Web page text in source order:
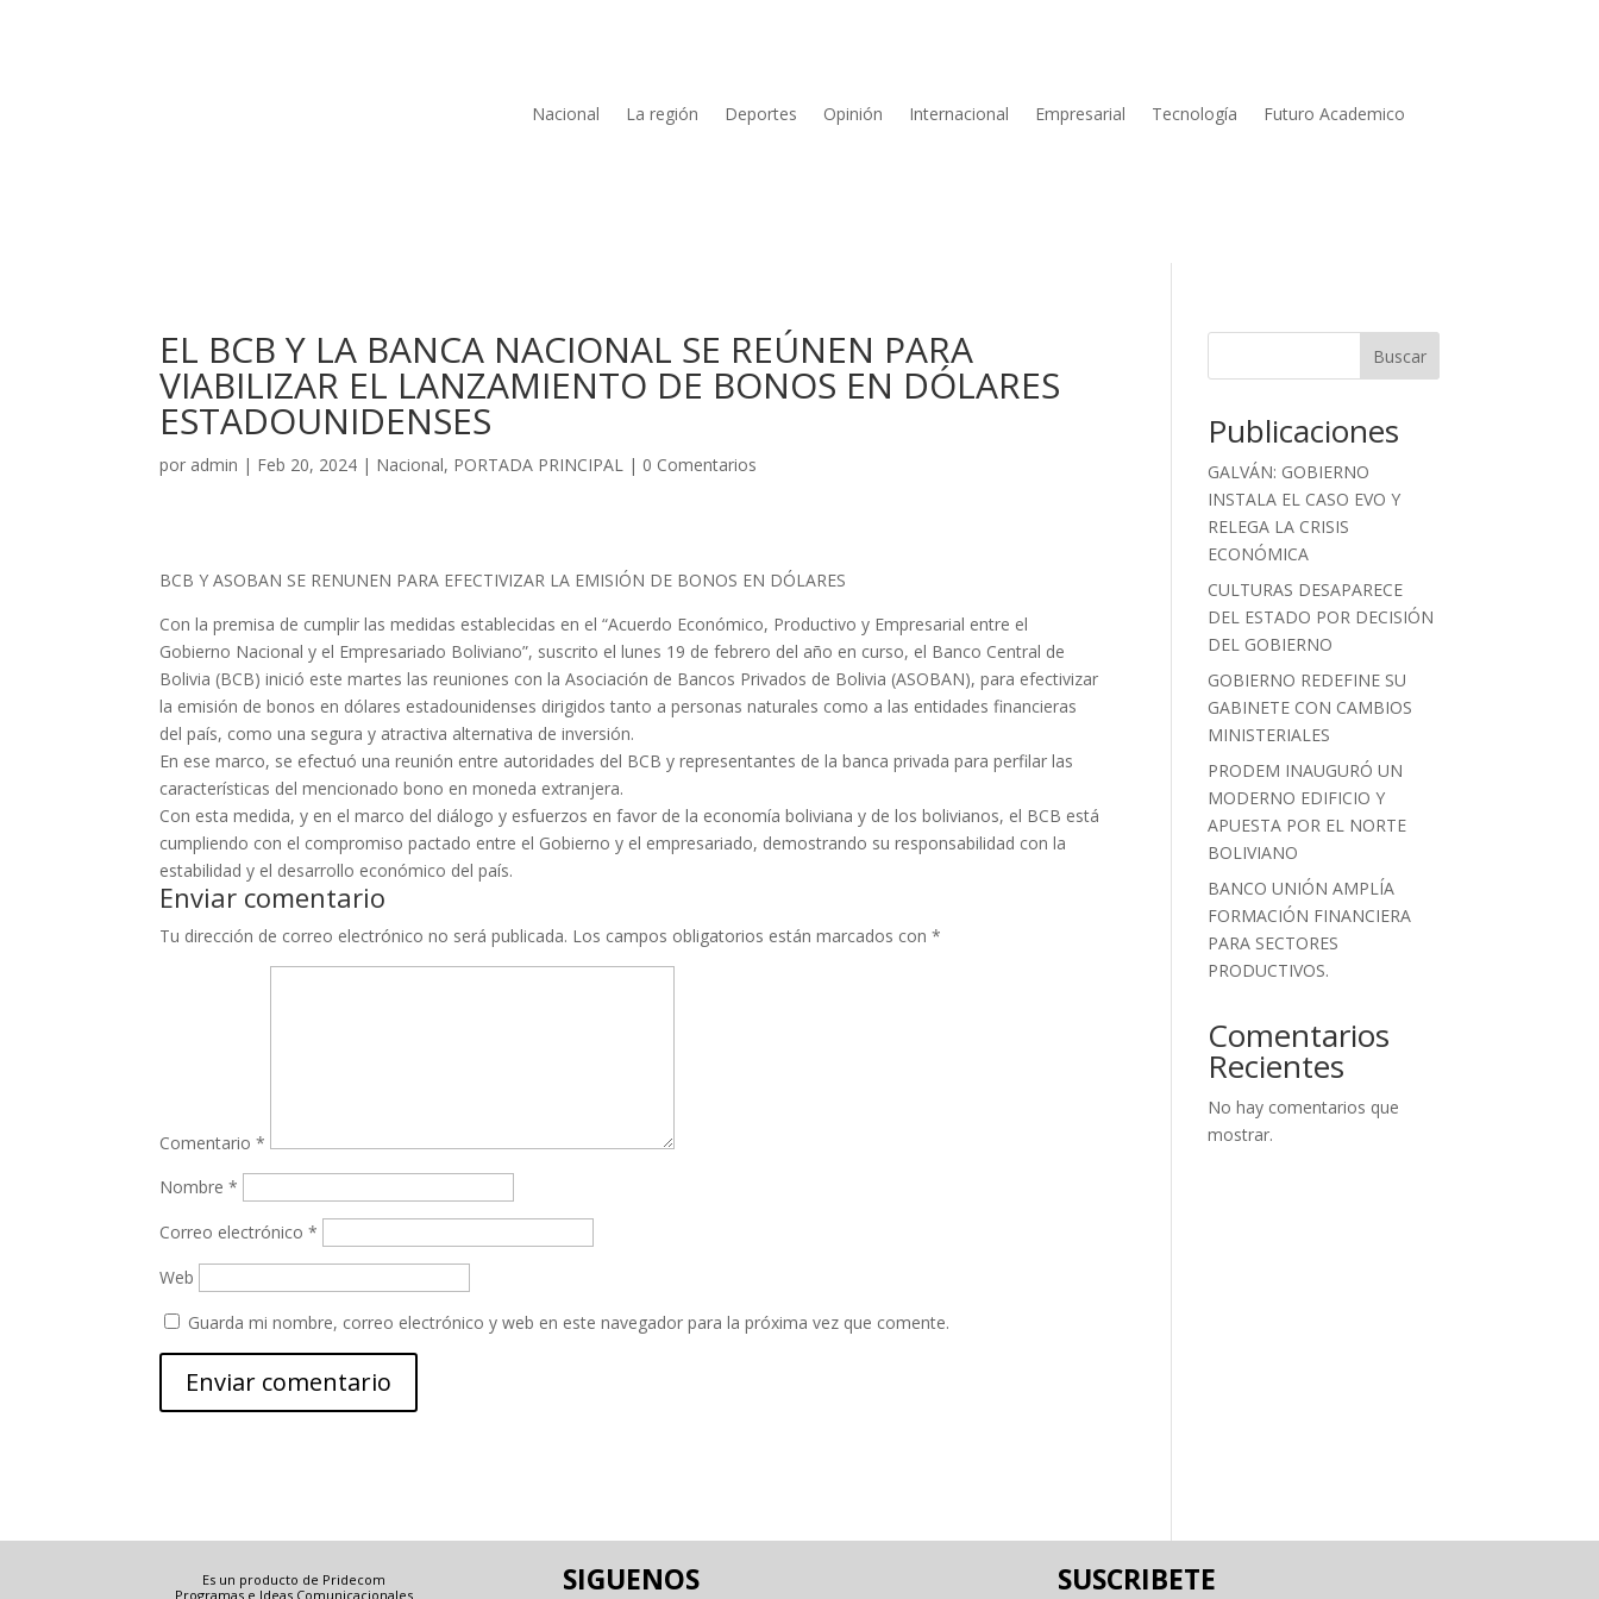
Nacional La región Deportes Opinión Internacional Empresarial Tecnología Futuro Academico
EL BCB Y LA BANCA NACIONAL SE REÚNEN PARA
VIABILIZAR EL LANZAMIENTO DE BONOS EN DÓLARES
ESTADOUNIDENSES
por admin | Feb 20, 2024 | Nacional, PORTADA PRINCIPAL | 0 Comentarios
BCB Y ASOBAN SE RENUNEN PARA EFECTIVIZAR LA EMISIÓN DE BONOS EN DÓLARES
Con la premisa de cumplir las medidas establecidas en el “Acuerdo Económico, Productivo y Empresarial entre el
Gobierno Nacional y el Empresariado Boliviano”, suscrito el lunes 19 de febrero del año en curso, el Banco Central de
Bolivia (BCB) inició este martes las reuniones con la Asociación de Bancos Privados de Bolivia (ASOBAN), para efectivizar
la emisión de bonos en dólares estadounidenses dirigidos tanto a personas naturales como a las entidades financieras
del país, como una segura y atractiva alternativa de inversión.
En ese marco, se efectuó una reunión entre autoridades del BCB y representantes de la banca privada para perfilar las
características del mencionado bono en moneda extranjera.
Con esta medida, y en el marco del diálogo y esfuerzos en favor de la economía boliviana y de los bolivianos, el BCB está
cumpliendo con el compromiso pactado entre el Gobierno y el empresariado, demostrando su responsabilidad con la
estabilidad y el desarrollo económico del país.
Enviar comentario
Tu dirección de correo electrónico no será publicada. Los campos obligatorios están marcados con*
Comentario*
Nombre*
Correo electrónico*
Web
Guarda mi nombre, correo electrónico y web en este navegador para la próxima vez que comente.
Buscar
Publicaciones
GALVÁN: GOBIERNO
INSTALA EL CASO EVO Y
RELEGA LA CRISIS
ECONÓMICA
CULTURAS DESAPARECE
DEL ESTADO POR DECISIÓN
DEL GOBIERNO
GOBIERNO REDEFINE SU
GABINETE CON CAMBIOS
MINISTERIALES
PRODEM INAUGURÓ UN
MODERNO EDIFICIO Y
APUESTA POR EL NORTE
BOLIVIANO
BANCO UNIÓN AMPLÍA
FORMACIÓN FINANCIERA
PARA SECTORES
PRODUCTIVOS.
Comentarios
Recientes
No hay comentarios que
mostrar.
Es un producto de Pridecom
Programas e Ideas Comunicacionales
SIGUENOS SUSCRIBETE